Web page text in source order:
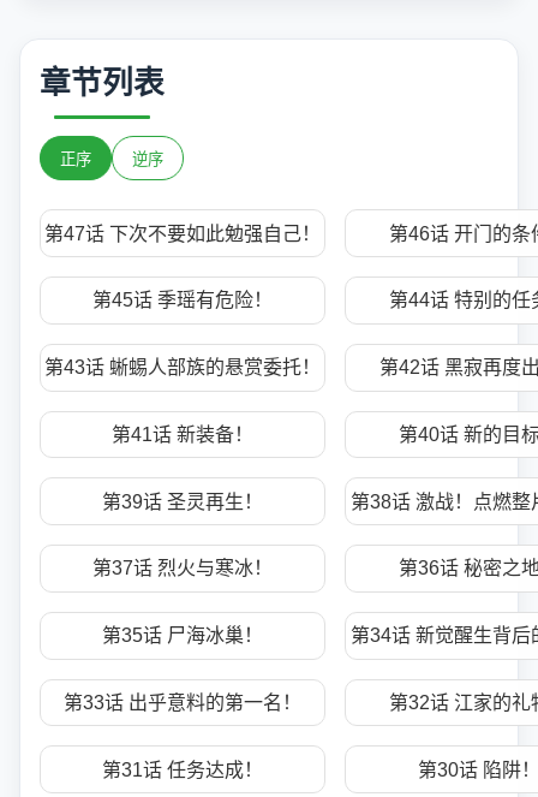
章节列表
正序 逆序
第47话 下次不要如此勉强自己！ 第46话 开门的条
第45话 季瑶有危险！ 第44话 特别的任
第43话 蜥蜴人部族的悬赏委托！ 第42话 黑寂再度
第41话 新装备！ 第40话 新的目
第39话 圣灵再生！ 第38话 激战！点燃整
第37话 烈火与寒冰！ 第36话 秘密之
第35话 尸海冰巢！ 第34话 新觉醒生背后
第33话 出乎意料的第一名！ 第32话 江家的礼
第31话 任务达成！ 第30话 陷阱